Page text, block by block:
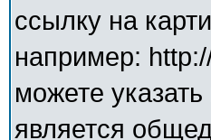
ссылку на
например:
можете
является